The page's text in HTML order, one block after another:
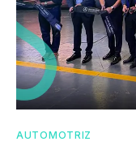
AUTOMOTRIZ